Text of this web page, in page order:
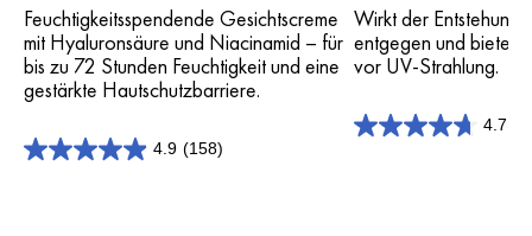
Feuchtigkeitsspendende Gesichtscreme
mit Hyaluronsäure und Niacinamid – für
bis zu 72 Stunden Feuchtigkeit und eine
gestärkte Hautschutzbarriere.
4.9 (158)
4.9
Wirkt der Entstehung
entgegen und bietet
vor UV-Strahlung.
4.7
4.7